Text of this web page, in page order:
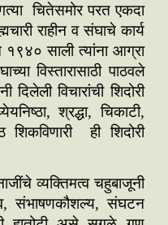
चितेसमोर परत एकदा
राहीन व संघाचे कार्य
१९४० साली त्यांना आग्रा
विस्तारासाठी पाठवले
दिलेली विचारांची शिदोरी
श्रद्धा, चिकाटी,
ही शिदोरी
व्यक्तिमत्व चहुबाजूनी
संभाषणकौशल्य, संघटन